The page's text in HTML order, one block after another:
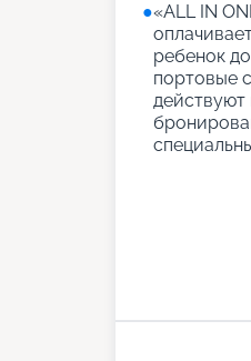
●«АLL IN
ребенок
портовые
действуют